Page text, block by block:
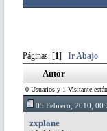
Páginas: [1] Ir Abajo
Autor
0 Usuarios y 1 Visitante
05 Febrero, 2010,
zxplane